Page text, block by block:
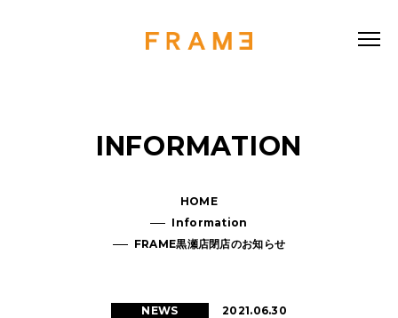
INFORMATION
HOME
Information
FRAME黒瀬店閉店のお知らせ
NEWS 2021.06.30